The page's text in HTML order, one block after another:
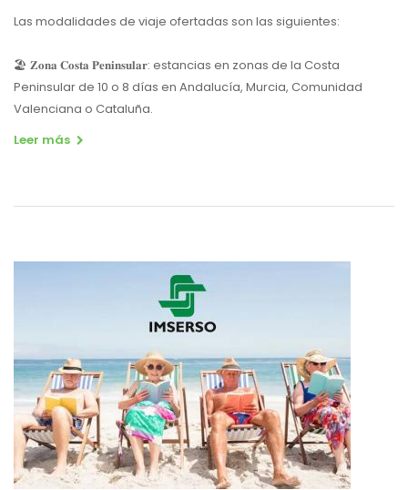
Las modalidades de viaje ofertadas son las siguientes:
🏖 𝐙𝐨𝐧𝐚 𝐂𝐨𝐬𝐭𝐚 𝐏𝐞𝐧𝐢𝐧𝐬𝐮𝐥𝐚𝐫: estancias en zonas de la Costa
Peninsular de 10 o 8 días en Andalucía, Murcia, Comunidad
Valenciana o Cataluña.
Leer más